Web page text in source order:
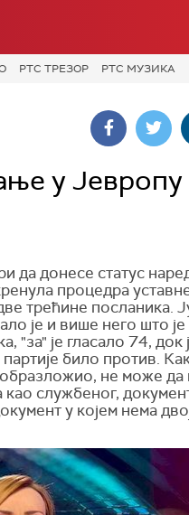
РТС ТРЕЗОР РТС МУЗИКА
у Јевропу
да донесе статус
процедра
трећине посланика.
је и више него што је
"за" је гласало 74, док
било против.
не може да
као службеног,
у којем нема